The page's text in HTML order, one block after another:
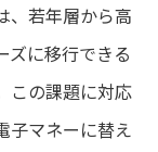
、若年層から高
ズに移行できる
この課題に対応
子マネーに替え